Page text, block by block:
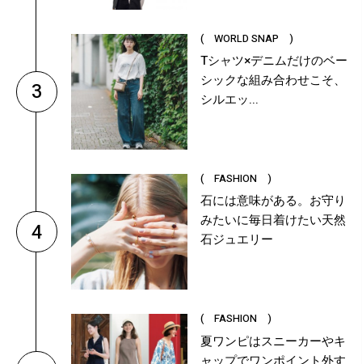
3
( WORLD SNAP )
Tシャツ×デニムだけのベー
シックな組み合わせこそ、
シルエッ...
4
( FASHION )
石には意味がある。お守り
みたいに毎日着けたい天然
石ジュエリー
( FASHION )
夏ワンピはスニーカーやキ